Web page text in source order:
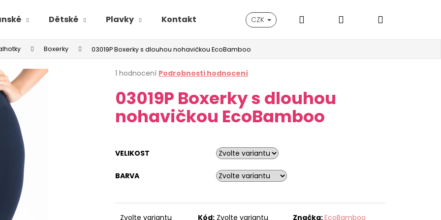
Dětské Plavky Kontakt CZK Hledat PřihlášeníNákupní
košík
Boxerky 03019P Boxerky s dlouhou nohavičkou EcoBamboo
Průměrné
produktu
je
1 hodnocení Podrobnosti hodnocení
03019P Boxerky s dlouhou
nohavičkou EcoBamboo
VELIKOST
BARVA
Zvolte variantu Kód: Zvolte variantu Značka:EcoBamboo